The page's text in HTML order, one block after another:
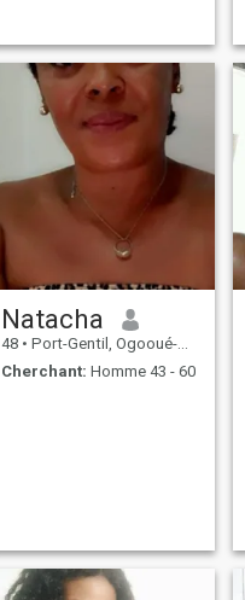
Natacha
48 • Port-Gentil, Ogooué-Maritime, Gabon
Cherchant: Homme 43 - 60